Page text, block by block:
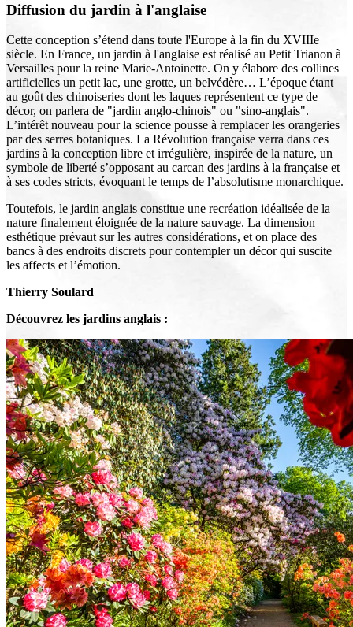
Diffusion du jardin à l'anglaise
Cette conception s’étend dans toute l'Europe à la fin du XVIIIe
siècle. En France, un jardin à l'anglaise est réalisé au Petit Trianon à
Versailles pour la reine Marie-Antoinette. On y élabore des collines
artificielles un petit lac, une grotte, un belvédère… L’époque étant
au goût des chinoiseries dont les laques représentent ce type de
décor, on parlera de "jardin anglo-chinois" ou "sino-anglais".
L’intérêt nouveau pour la science pousse à remplacer les orangeries
par des serres botaniques. La Révolution française verra dans ces
jardins à la conception libre et irrégulière, inspirée de la nature, un
symbole de liberté s’opposant au carcan des jardins à la française et
à ses codes stricts, évoquant le temps de l’absolutisme monarchique.
Toutefois, le jardin anglais constitue une recréation idéalisée de la
nature finalement éloignée de la nature sauvage. La dimension
esthétique prévaut sur les autres considérations, et on place des
bancs à des endroits discrets pour contempler un décor qui suscite
les affects et l’émotion.
Thierry Soulard
Découvrez les jardins anglais :